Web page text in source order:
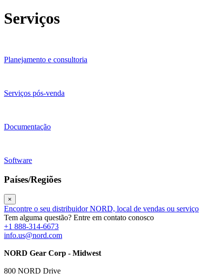
Serviços
Planejamento e consultoria
Serviços pós-venda
Documentação
Software
Países/Regiões
×
Encontre o seu distribuidor NORD, local de vendas ou serviço
Tem alguma questão? Entre em contato conosco
+1 888-314-6673
info.us@nord.com
NORD Gear Corp - Midwest
800 NORD Drive